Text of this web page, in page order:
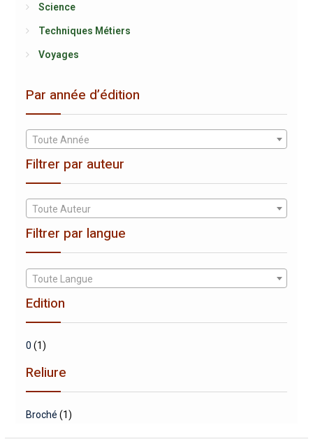
Science
Techniques Métiers
Voyages
Par année d’édition
Toute Année
Filtrer par auteur
Toute Auteur
Filtrer par langue
Toute Langue
Edition
0 (1)
Reliure
Broché (1)